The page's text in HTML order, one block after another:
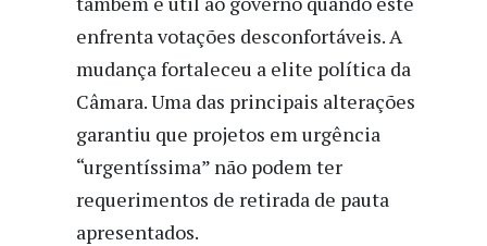
enfrenta votações desconfortáveis. A
mudança fortaleceu a elite política da
Câmara. Uma das principais alterações
garantiu que projetos em urgência
“urgentíssima” não podem ter
requerimentos de retirada de pauta
apresentados.